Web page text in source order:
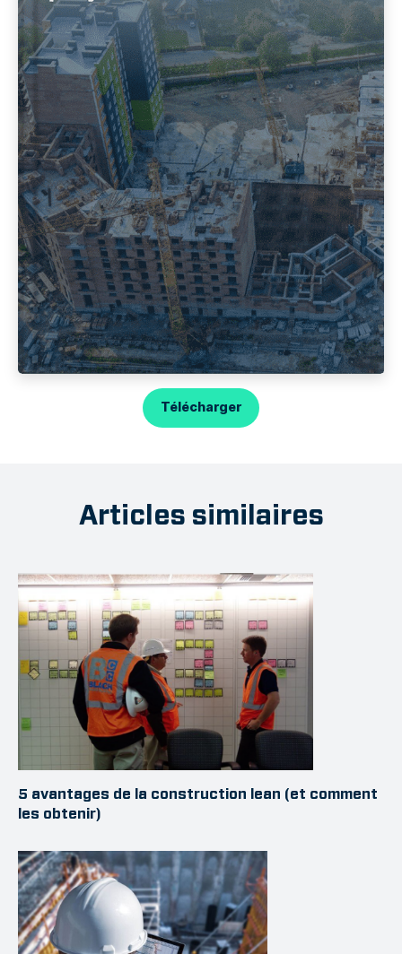
Télécharger
Articles similaires
5 avantages de la construction lean (et comment
les obtenir)